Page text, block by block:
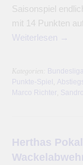
Saisonspiel
mit 14 Punkten
Weiterlesen →
Kategorien: Bundesliga
Punkte-Spiel
Marco Richter
Herthas